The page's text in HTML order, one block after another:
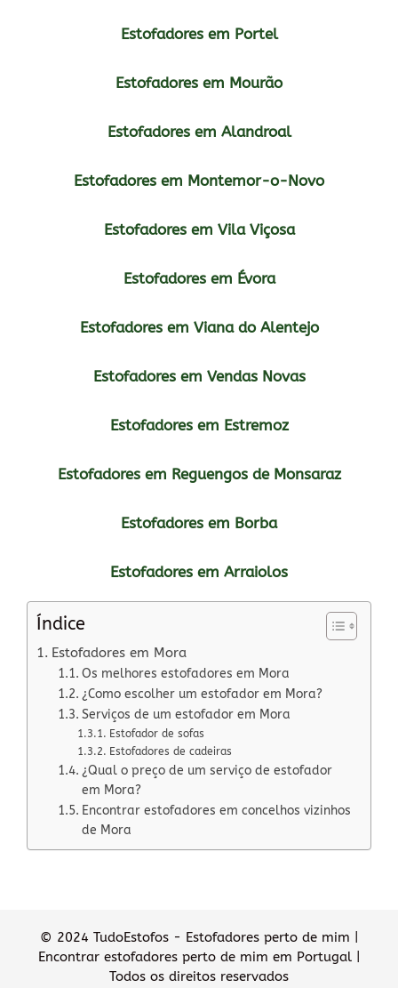
Estofadores em Portel
Estofadores em Mourão
Estofadores em Alandroal
Estofadores em Montemor-o-Novo
Estofadores em Vila Viçosa
Estofadores em Évora
Estofadores em Viana do Alentejo
Estofadores em Vendas Novas
Estofadores em Estremoz
Estofadores em Reguengos de Monsaraz
Estofadores em Borba
Estofadores em Arraiolos
Índice
Estofadores em Mora
Os melhores estofadores em Mora
¿Como escolher um estofador em Mora?
Serviços de um estofador em Mora
Estofador de sofas
Estofadores de cadeiras
¿Qual o preço de um serviço de estofador
em Mora?
Encontrar estofadores em concelhos vizinhos
de Mora
© 2024 TudoEstofos - Estofadores perto de mim |
Encontrar estofadores perto de mim em Portugal |
Todos os direitos reservados